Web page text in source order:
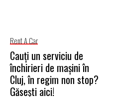
Rent A Car
Cauți un serviciu de
închirieri de mașini în
Cluj, în regim non stop?
Găsești aici!